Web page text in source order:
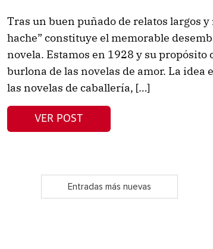
Tras un buen puñado de relatos largos
hache” constituye el memorable
novela. Estamos en 1928 y su
burlona de las novelas de amor. La idea
las novelas de caballería, […]
VER POST
Entradas más nuevas